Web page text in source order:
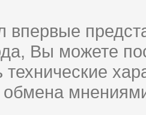
впервые
Вы можете
технические